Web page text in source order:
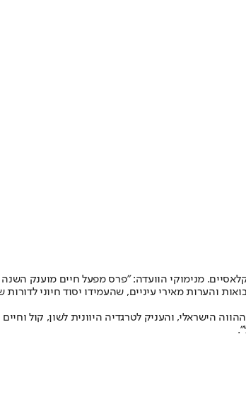
מנימוקי הוועדה: "פרס מפעל חיים מוענק
והערות מאירי עיניים, שהעמידו יסוד חיוני
הישראלי, והעניק לטרגדיה היוונית לשון, קול